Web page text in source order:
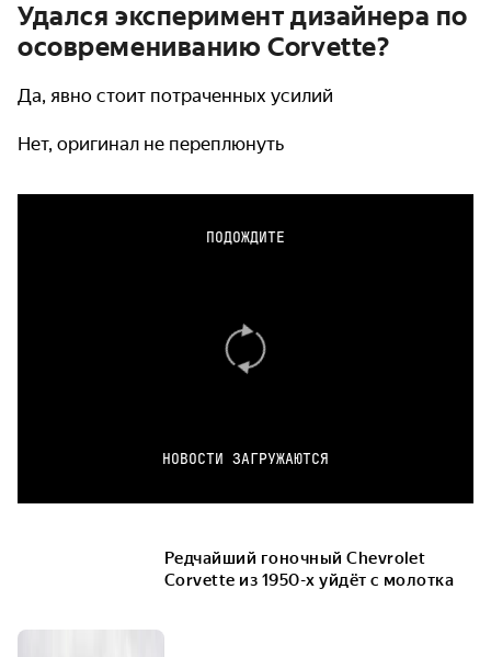
Удался эксперимент дизайнера по
осовремениванию Corvette?
Да, явно стоит потраченных усилий
Нет, оригинал не переплюнуть
ПОДОЖДИТЕ
НОВОСТИ ЗАГРУЖАЮТСЯ
Редчайший гоночный Chevrolet
Corvette из 1950-х уйдёт с молотка